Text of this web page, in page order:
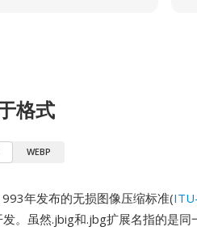
格式
WEBP
年发布的无损图像压缩标准(
。虽然.jbig和.jbg扩展名指的是同